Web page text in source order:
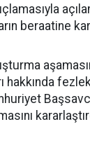
beraatine
hakkında